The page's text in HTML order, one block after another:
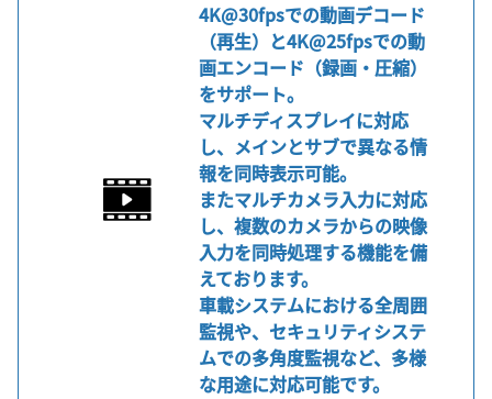
4K@30fpsでの動画デコード
（再生）と4K@25fpsでの動
画エンコード（録画・圧縮）
をサポート。
マルチディスプレイに対応
し、メインとサブで異なる情
報を同時表示可能。
またマルチカメラ入力に対応
し、複数のカメラからの映像
入力を同時処理する機能を備
えております。
車載システムにおける全周囲
監視や、セキュリティシステ
ムでの多角度監視など、多様
な用途に対応可能です。